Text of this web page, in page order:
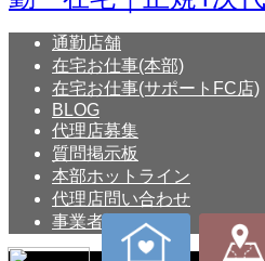
通勤店舗
在宅お仕事(本部)
在宅お仕事(サポートFC店)
BLOG
代理店募集
質問掲示板
本部ホットライン
代理店問い合わせ
事業者概要